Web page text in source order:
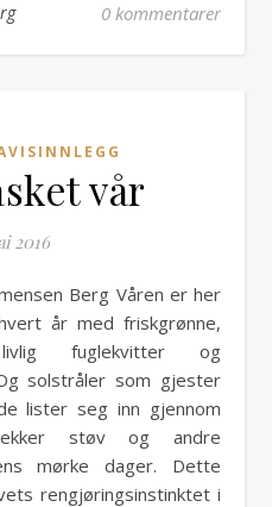
0 kommentarer
vår
2016
år med friskgrønne,
fuglekvitter og
solstråler som gjester
lister seg inn gjennom
støv og andre
mørke dager. Dette
rengjøringsinstinktet i